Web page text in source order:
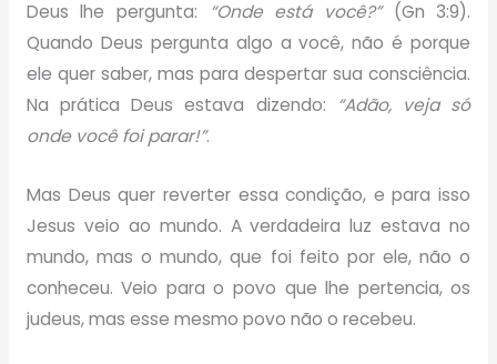
Deus lhe pergunta: “Onde está você?”(Gn 3:9).
Quando Deus pergunta algo a você, não é porque
ele quer saber, mas para despertar sua consciência.
Na prática Deus estava dizendo:
“Adão, veja só
onde você foi parar!”.
Mas Deus quer reverter essa condição, e para isso
Jesus veio ao mundo. A verdadeira luz estava no
mundo, mas o mundo, que foi feito por ele, não o
conheceu. Veio para o povo que lhe pertencia, os
judeus, mas esse mesmo povo não o recebeu.